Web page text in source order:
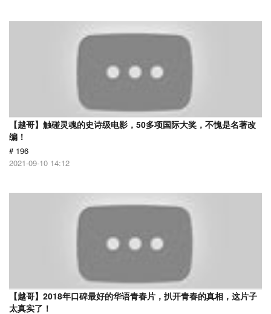
【越哥】触碰灵魂的史诗级电影，50多项国际大奖，不愧是名著改
编！
# 196
2021-09-10 14:12
【越哥】2018年口碑最好的华语青春片，扒开青春的真相，这片子
太真实了！